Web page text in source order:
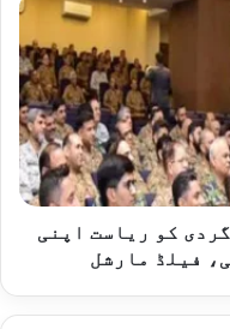
کو ریاست اپنی
فیلڈ مارشل